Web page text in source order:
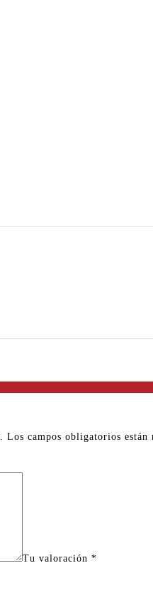
Los campos obligatorios están
Tu valoración *